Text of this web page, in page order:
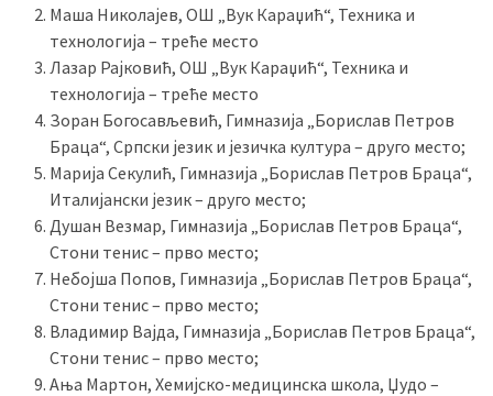
Маша Николајев, ОШ „Вук Караџић“, Техника и
технологија – треће место
Лазар Рајковић, ОШ „Вук Караџић“, Техника и
технологија – треће место
Зоран Богосављевић, Гимназија „Борислав Петров
Браца“, Српски језик и језичка култура – друго место;
Марија Секулић, Гимназија „Борислав Петров Браца“,
Италијански језик – друго место;
Душан Везмар, Гимназија „Борислав Петров Браца“,
Стони тенис – прво место;
Небојша Попов, Гимназија „Борислав Петров Браца“,
Стони тенис – прво место;
Владимир Вајда, Гимназија „Борислав Петров Браца“,
Стони тенис – прво место;
Ања Мартон, Хемијско-медицинска школа, Џудо –